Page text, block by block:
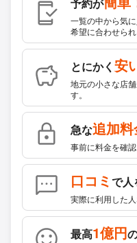
一覧の中から気
希望に合わせられ
とにかく 安
地元の小さな店
す。
急な追加
事前に料金を確
口コミで人
実際に利用した
最高1億円